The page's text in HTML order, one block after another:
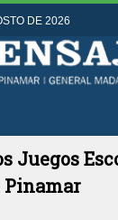
DE 2026
Juegos
Pinamar